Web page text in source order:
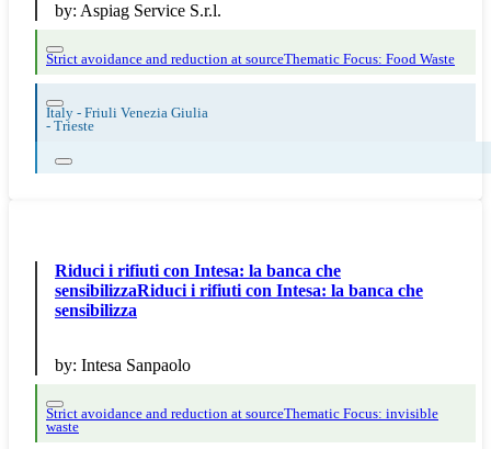
by: Aspiag Service S.r.l.
Strict avoidance and reduction at sourceThematic Focus: Food Waste
Italy - Friuli Venezia Giulia
- Trieste
Riduci i rifiuti con Intesa: la banca che
sensibilizzaRiduci i rifiuti con Intesa: la banca che
sensibilizza
by: Intesa Sanpaolo
Strict avoidance and reduction at sourceThematic Focus: invisible
waste